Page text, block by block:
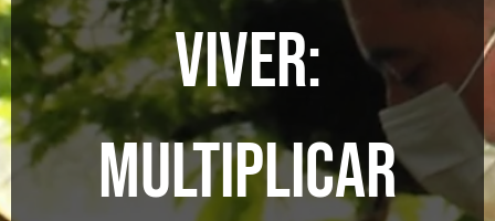
Viver:
Multiplicar